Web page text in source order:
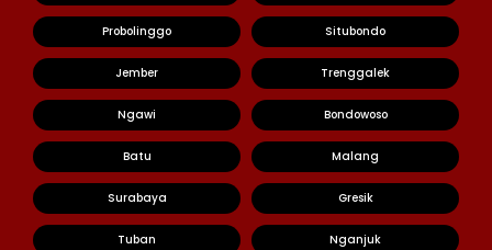
Probolinggo Situbondo
Jember Trenggalek
Ngawi Bondowoso
Batu Malang
Surabaya Gresik
Tuban Nganjuk